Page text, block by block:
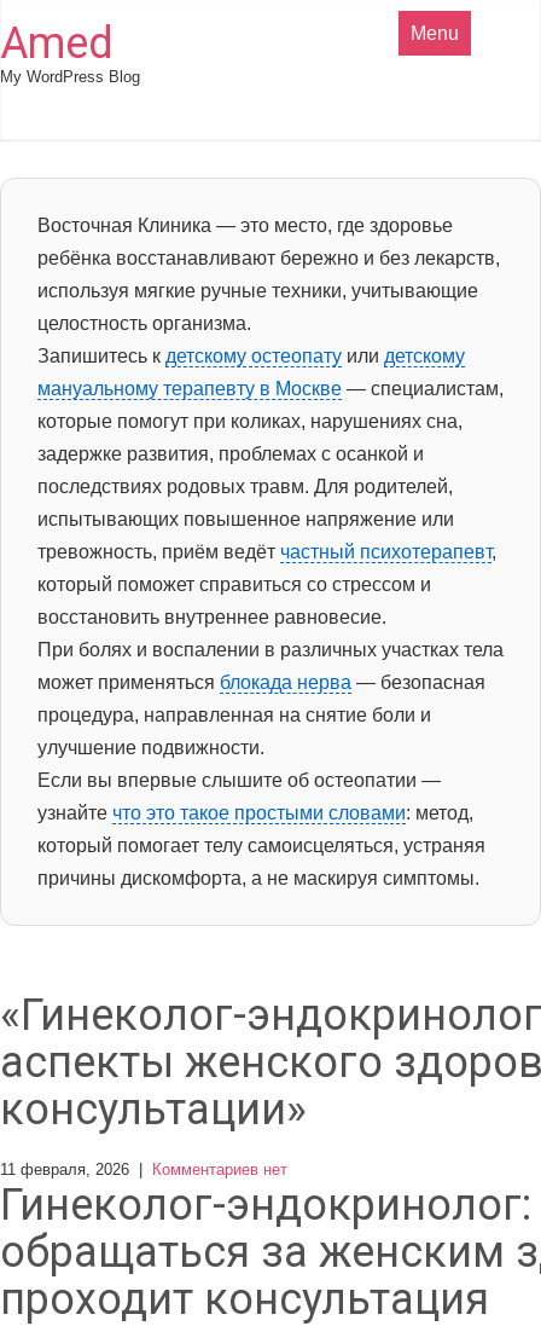
Amed
My WordPress Blog
Menu
Восточная Клиника — это место, где здоровье
ребёнка восстанавливают бережно и без лекарств,
используя мягкие ручные техники, учитывающие
целостность организма.
Запишитесь к детскому остеопату или детскому
мануальному терапевту в Москве — специалистам,
которые помогут при коликах, нарушениях сна,
задержке развития, проблемах с осанкой и
последствиях родовых травм. Для родителей,
испытывающих повышенное напряжение или
тревожность, приём ведёт частный психотерапевт,
который поможет справиться со стрессом и
восстановить внутреннее равновесие.
При болях и воспалении в различных участках тела
может применяться блокада нерва — безопасная
процедура, направленная на снятие боли и
улучшение подвижности.
Если вы впервые слышите об остеопатии —
узнайте что это такое простыми словами: метод,
который помогает телу самоисцеляться, устраняя
причины дискомфорта, а не маскируя симптомы.
«Гинеколог-
аспекты женского
консультации»
11 февраля, 2026 Комментариев нет
Гинеколог-
обращаться за женским
проходит консультация